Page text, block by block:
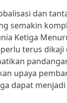
dan
semakin
Ketiga
terus
upaya
dapat